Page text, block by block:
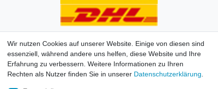
Impressum Daten­schutz­erklärung AGB Kontakt
Wir nutzen Cookies auf unserer Website. Einige von diesen sind
essenziell, während andere uns helfen, diese Website und Ihre
Erfahrung zu verbessern. Weitere Informationen zu Ihren
Rechten als Nutzer finden Sie in unserer Daten­schutz­erklärung